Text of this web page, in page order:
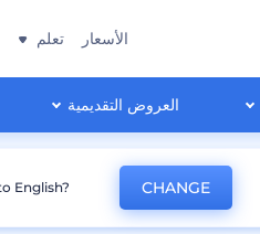
العروض التقديمية
الأسعار تعلم
English? CHANGE